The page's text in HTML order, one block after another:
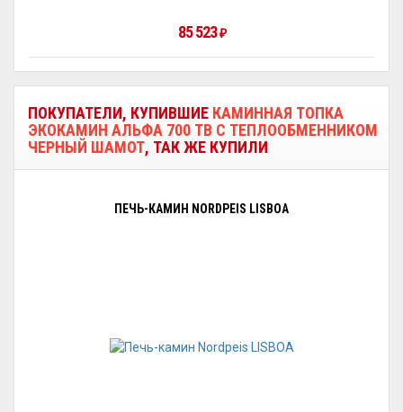
85 523 ₽
ПОКУПАТЕЛИ, КУПИВШИЕ КАМИННАЯ ТОПКА
ЭКОКАМИН АЛЬФА 700 TB С ТЕПЛООБМЕННИКОМ
ЧЕРНЫЙ ШАМОТ, ТАК ЖЕ КУПИЛИ
ПЕЧЬ-КАМИН NORDPEIS LISBOA